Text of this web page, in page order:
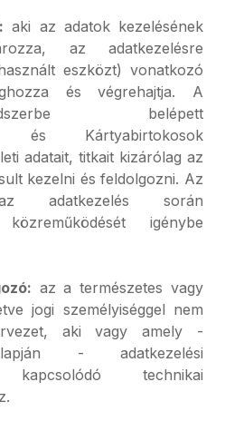
aki az adatok kezelésének
az adatkezelésre
eszközt) vonatkozó
és végrehajtja. A
belépett
és Kártyabirtokosok
adatait, titkait kizárólag az
kezelni és feldolgozni. Az
adatkezelés során
igénybe
az a természetes vagy
jogi személyiséggel nem
aki vagy amely -
- adatkezelési
kapcsolódó technikai